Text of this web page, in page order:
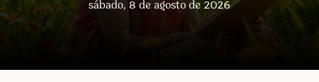
sábado, 8 de agosto de 2026